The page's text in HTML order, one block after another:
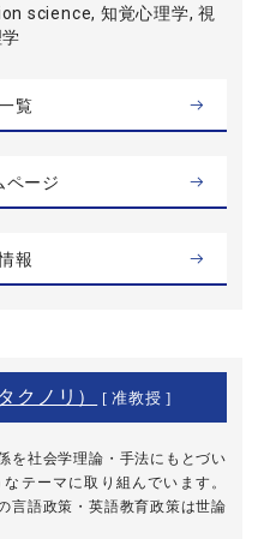
science, 知覚心理学, 視
覧
ページ
報
ノリ） [ 准教授 ]
を社会学理論・手法にもとづい
テーマに取り組んでいます。
言語政策・英語教育政策は世論